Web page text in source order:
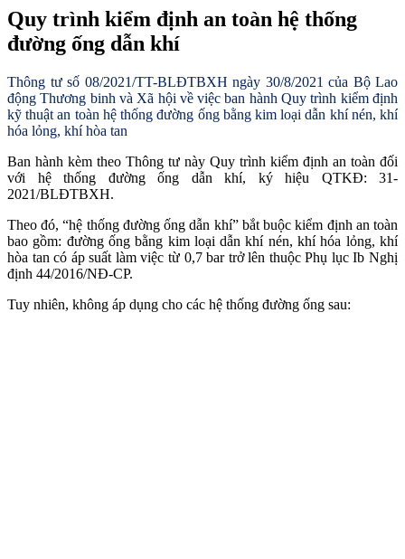
Quy trình kiểm định an toàn hệ thống
đường ống dẫn khí
Thông tư số 08/2021/TT-BLĐTBXH ngày 30/8/2021 của Bộ Lao
động Thương binh và Xã hội về việc ban hành Quy trình kiểm định
kỹ thuật an toàn hệ thống đường ống bằng kim loại dẫn khí nén, khí
hóa lỏng, khí hòa tan
Ban hành kèm theo Thông tư này Quy trình kiểm định an toàn đối
với hệ thống đường ống dẫn khí, ký hiệu QTKĐ: 31-
2021/BLĐTBXH.
Theo đó, “hệ thống đường ống dẫn khí” bắt buộc kiểm định an toàn
bao gồm: đường ống bằng kim loại dẫn khí nén, khí hóa lỏng, khí
hòa tan có áp suất làm việc từ 0,7 bar trở lên thuộc Phụ lục Ib Nghị
định 44/2016/NĐ-CP.
Tuy nhiên, không áp dụng cho các hệ thống đường ống sau: